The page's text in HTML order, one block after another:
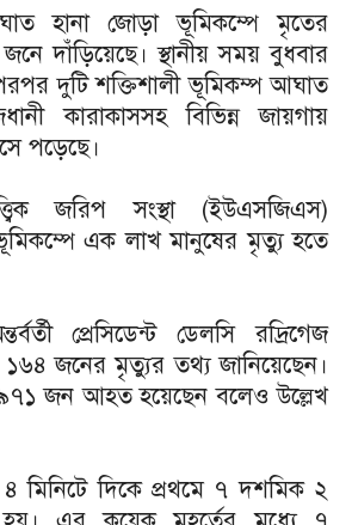
হানা জোড়া ভূমিকম্পে মৃতের
দাঁড়িয়েছে। স্থানীয় সময় বুধবার
দুটি শক্তিশালী ভূমিকম্প আঘাত
কারাকাসসহ বিভিন্ন জায়গায়
পড়েছে।
জরিপ সংস্থা (ইউএসজিএস)
এক লাখ মানুষের মৃত্যু হতে
প্রেসিডেন্ট ডেলসি রদ্রিগেজ
জনের মৃত্যুর তথ্য জানিয়েছেন।
জন আহত হয়েছেন বলেও উল্লেখ
৪ মিনিটে দিকে প্রথমে ৭ দশমিক ২